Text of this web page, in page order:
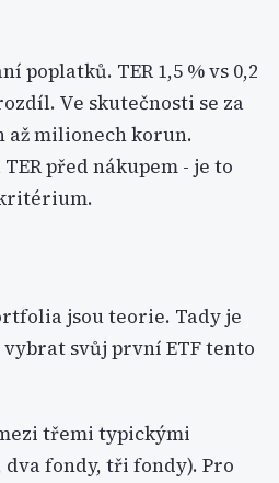
poplatků. TER 1,5 % vs 0,2
Ve skutečnosti se za
až milionech korun.
před nákupem - je to
jsou teorie. Tady je
svůj první ETF tento
třemi typickými
fondy, tři fondy). Pro